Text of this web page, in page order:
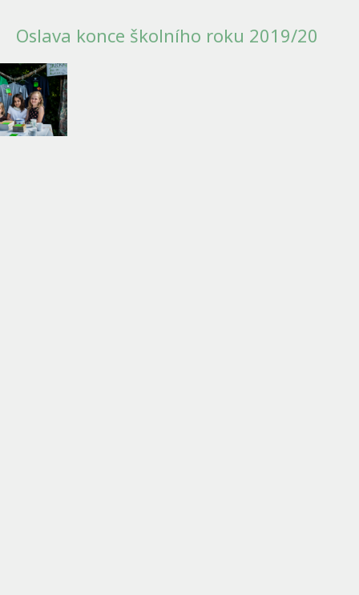
Oslava konce školního roku 2019/20